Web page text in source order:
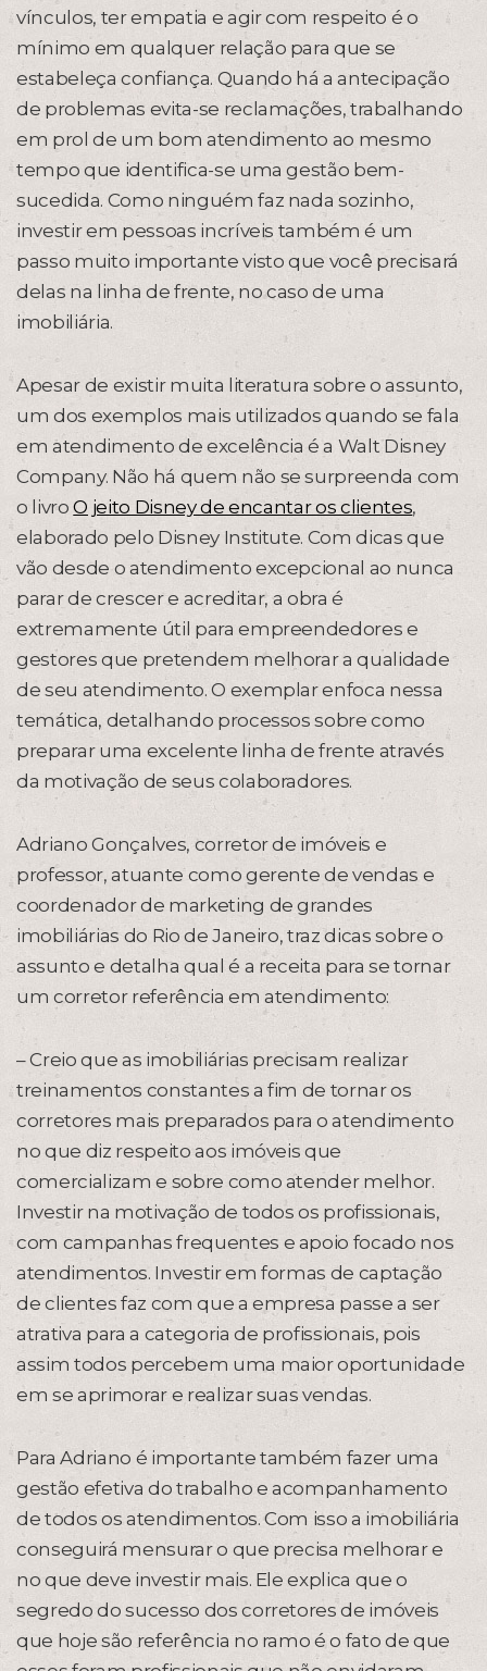
vínculos, ter empatia e agir com respeito é o
mínimo em qualquer relação para que se
estabeleça confiança. Quando há a antecipação
de problemas evita-se reclamações, trabalhando
em prol de um bom atendimento ao mesmo
tempo que identifica-se uma gestão bem-
sucedida. Como ninguém faz nada sozinho,
investir em pessoas incríveis também é um
passo muito importante visto que você precisará
delas na linha de frente, no caso de uma
imobiliária.
Apesar de existir muita literatura sobre o assunto,
um dos exemplos mais utilizados quando se fala
em atendimento de excelência é a Walt Disney
Company. Não há quem não se surpreenda com
o livroO jeito Disney de encantar os clientes,
elaborado pelo Disney Institute. Com dicas que
vão desde o atendimento excepcional ao nunca
parar de crescer e acreditar, a obra é
extremamente útil para empreendedores e
gestores que pretendem melhorar a qualidade
de seu atendimento. O exemplar enfoca nessa
temática, detalhando processos sobre como
preparar uma excelente linha de frente através
da motivação de seus colaboradores.
Adriano Gonçalves, corretor de imóveis e
professor, atuante como gerente de vendas e
coordenador de marketing de grandes
imobiliárias do Rio de Janeiro, traz dicas sobre o
assunto e detalha qual é a receita para se tornar
um corretor referência em atendimento:
– Creio que as imobiliárias precisam realizar
treinamentos constantes a fim de tornar os
corretores mais preparados para o atendimento
no que diz respeito aos imóveis que
comercializam e sobre como atender melhor.
Investir na motivação de todos os profissionais,
com campanhas frequentes e apoio focado nos
atendimentos. Investir em formas de captação
de clientes faz com que a empresa passe a ser
atrativa para a categoria de profissionais, pois
assim todos percebem uma maior oportunidade
em se aprimorar e realizar suas vendas.
Para Adriano é importante também fazer uma
gestão efetiva do trabalho e acompanhamento
de todos os atendimentos. Com isso a imobiliária
conseguirá mensurar o que precisa melhorar e
no que deve investir mais. Ele explica que o
segredo do sucesso dos corretores de imóveis
que hoje são referência no ramo é o fato de que